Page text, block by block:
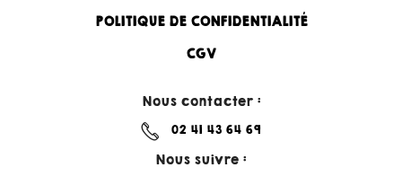
POLITIQUE DE CONFIDENTIALITÉ
CGV
Nous contacter :
02 41 43 64 69
Nous suivre :